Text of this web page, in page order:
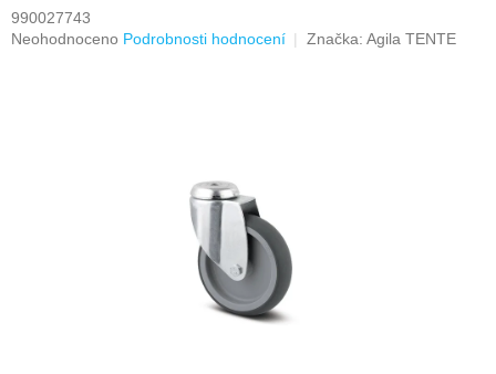
990027743
Průměrné
Neohodnoceno Podrobnosti hodnocení Značka: Agila TENTE